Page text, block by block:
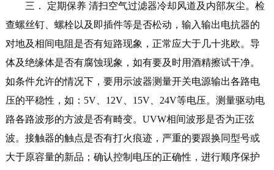
三． 定期保养 清扫空气过滤器冷却风道及内部灰尘。检
查螺丝钉、螺栓以及即插件等是否松动，输入输出电抗器的
对地及相间电阻是否有短路现象，正常应大于几十兆欧。导
体及绝缘体是否有腐蚀现象，如有要及时用酒精擦试干净。
如条件允许的情况下，要用示波器测量开关电源输出各路电
压的平稳性，如：5V、12V、15V、24V等电压。测量驱动电
路各路波形的方波是否有畸变。UVW相间波形是否为正弦
波。接触器的触点是否有打火痕迹，严重的要跟换同型号或
大于原容量的新品；确认控制电压的正确性，进行顺序保护